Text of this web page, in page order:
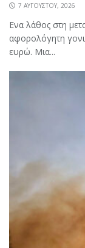
7 ΑΥΓΟΎΣΤΟΥ, 2026
Ενα λάθος στη
αφορολόγητη
ευρώ. Μια...